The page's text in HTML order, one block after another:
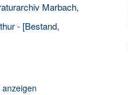
Marbach,
- [Bestand,